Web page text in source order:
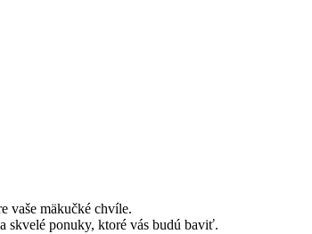
vaše mäkučké chvíle.
skvelé ponuky, ktoré vás budú baviť.